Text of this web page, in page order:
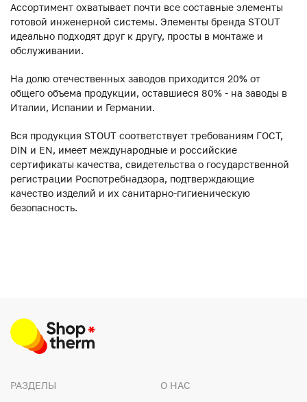
Ассортимент охватывает почти все составные элементы
готовой инженерной системы. Элементы бренда STOUT
идеально подходят друг к другу, просты в монтаже и
обслуживании.
На долю отечественных заводов приходится 20% от
общего объема продукции, оставшиеся 80% - на заводы в
Италии, Испании и Германии.
Вся продукция STOUT соответствует требованиям ГОСТ,
DIN и EN, имеет международные и российские
сертификаты качества, свидетельства о государственной
регистрации Роспотребнадзора, подтверждающие
качество изделий и их санитарно-гигиеническую
безопасность.
РАЗДЕЛЫ О НАС